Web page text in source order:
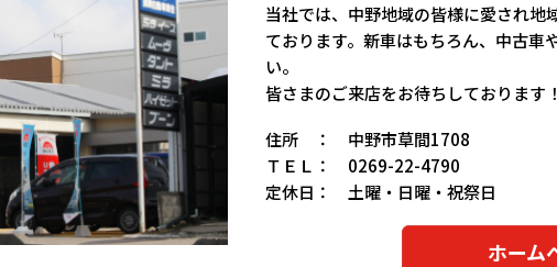
当社では、中野地域の皆様に愛され地
ております。新車はもちろん、中古車
い。
皆さまのご来店をお待ちしております！
住所 ： 中野市草間1708
ＴＥＬ： 0269-22-4790
定休日： 土曜・日曜・祝祭日
ホーム